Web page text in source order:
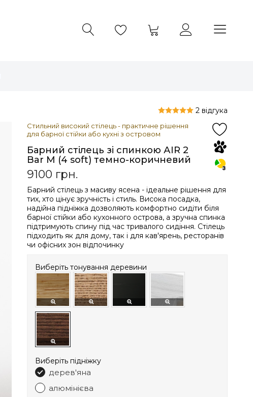
Стильний високий стілець - практичне рішення
для барної стійки або кухні з островом
Барний стілець зі спинкою АIR 2
Bar M (4 soft) темно-коричневий
2 відгука
9100 грн.
Барний стілець з масиву ясена - ідеальне рішення для
тих, хто цінує зручність і стиль. Висока посадка,
надійна підніжка дозволяють комфортно сидіти біля
барної стійки або кухонного острова, а зручна спинка
підтримують спину під час тривалого сидіння. Стілець
підходить як для дому, так і для кав'ярень, ресторанів
чи офісних зон відпочинку
Виберіть тонування деревини
Виберіть підніжку
дерев'яна
алюмінієва